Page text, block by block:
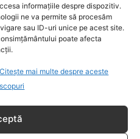
informațiile despre dispozitiv.
ne va permite să procesăm
sau ID-uri unice pe acest site.
poate afecta
Citește mai multe despre aceste
scopuri
politici. Iohannis și Bolojan,
în 2026-2027. Facturile
după secetă
pentru centrala de la
a trecut